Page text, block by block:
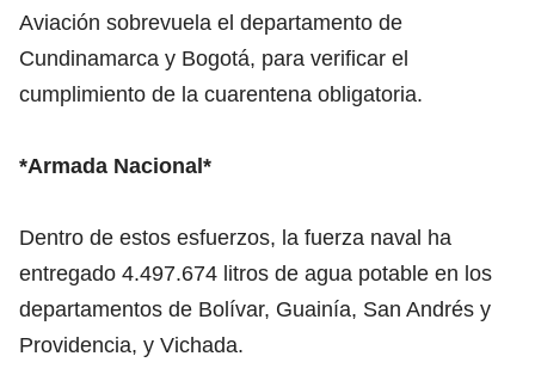
Aviación sobrevuela el departamento de
Cundinamarca y Bogotá, para verificar el
cumplimiento de la cuarentena obligatoria.
*Armada Nacional*
Dentro de estos esfuerzos, la fuerza naval ha
entregado 4.497.674 litros de agua potable en los
departamentos de Bolívar, Guainía, San Andrés y
Providencia, y Vichada.